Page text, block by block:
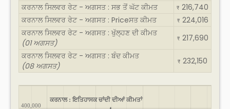
ਕਰਨਾਲ ਸਿਲਵਰ ਰੇਟ - ਅਗਸਤ : ਸਭ ਤੋਂ ਘੱਟ ਕੀਮਤ
₹ 216,740
ਕਰਨਾਲ ਸਿਲਵਰ ਰੇਟ - ਅਗਸਤ : Priceਸਤ ਕੀਮਤ
₹ 224,016
ਕਰਨਾਲ ਸਿਲਵਰ ਰੇਟ - ਅਗਸਤ : ਖੁੱਲ੍ਹਣ ਦੀ ਕੀਮਤ
(01 ਅਗਸਤ)
₹ 217,690
ਕਰਨਾਲ ਸਿਲਵਰ ਰੇਟ - ਅਗਸਤ : ਬੰਦ ਕੀਮਤ
(08 ਅਗਸਤ)
₹ 232,150
ਕਰਨਾਲ : ਇਤਿਹਾਸਕ ਚਾਂਦੀ ਦੀਆਂ ਕੀਮਤਾਂ
400,000